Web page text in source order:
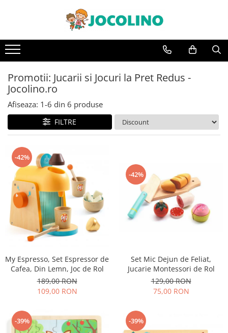
1 - 2 Ani
3 - 4 Ani
4 - 5 Ani
5 - 6 Ani
6 - 7 Ani
7 - 8 Ani
8 - 9 Ani
9+ Ani
Promotii: Jucarii si Jocuri la Pret Redus -
Jocolino.ro
Afiseaza: 1-6 din 6 produse
FILTRE
-42%
My Espresso, Set Espressor de
Cafea, Din Lemn, Joc de Rol
189,00 RON
109,00 RON
-42%
Set Mic Dejun de Feliat,
Jucarie Montessori de Rol
129,00 RON
75,00 RON
-39% -39%